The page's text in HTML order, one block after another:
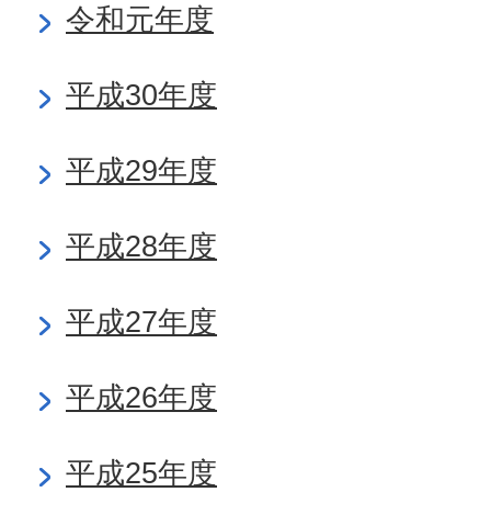
令和元年度
平成30年度
平成29年度
平成28年度
平成27年度
平成26年度
平成25年度